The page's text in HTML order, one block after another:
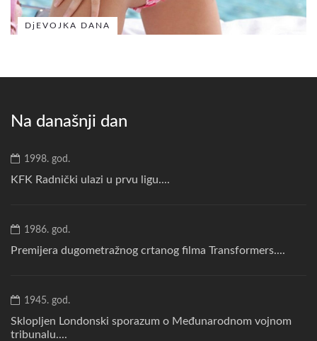
DjEVOJKA DANA
Na današnji dan
1998. god.
KFK Radnički ulazi u prvu ligu....
1986. god.
Premijera dugometražnog crtanog filma Transformers....
1945. god.
Sklopljen Londonski sporazum o Međunarodnom vojnom
tribunalu....